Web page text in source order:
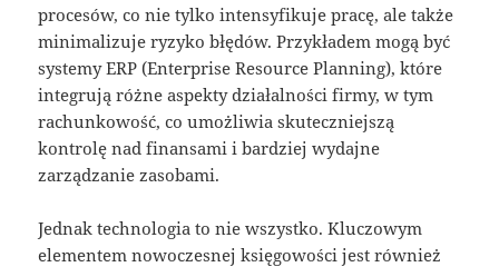
procesów, co nie tylko intensyfikuje pracę, ale także
minimalizuje ryzyko błędów. Przykładem mogą być
systemy ERP (Enterprise Resource Planning), które
integrują różne aspekty działalności firmy, w tym
rachunkowość, co umożliwia skuteczniejszą
kontrolę nad finansami i bardziej wydajne
zarządzanie zasobami.
Jednak technologia to nie wszystko. Kluczowym
elementem nowoczesnej księgowości jest również